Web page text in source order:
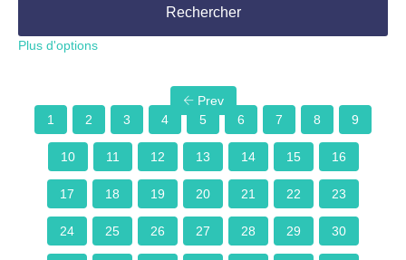
Rechercher
Plus d'options
Prev
1
2 3 4 5 6 7 8 9
10 11 12 13 14 15 16
17 18 19 20 21 22 23
24 25 26 27 28 29 30